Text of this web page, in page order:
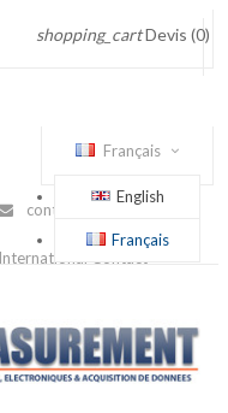
shopping_cart Devis (0)
Français
English
Français
contact@sensel-
International Contact